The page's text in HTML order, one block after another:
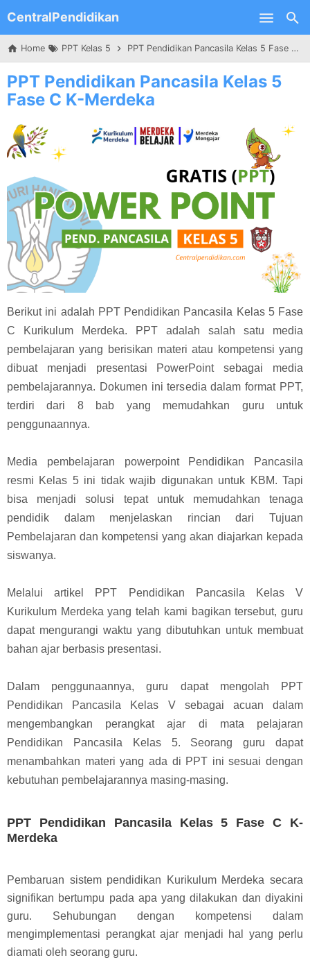
Skip to main content
CentralPendidikan
Home PPT Kelas 5 PPT Pendidikan Pancasila Kelas 5 Fase C K-Merdeka
PPT Pendidikan Pancasila Kelas 5
Fase C K-Merdeka
Berikut ini adalah PPT Pendidikan Pancasila Kelas 5 Fase
C Kurikulum Merdeka. PPT adalah salah satu media
pembelajaran yang berisikan materi atau kompetensi yang
dibuat menjadi presentasi PowerPoint sebagai media
pembelajarannya. Dokumen ini tersedia dalam format PPT,
terdiri dari 8 bab yang memudahkan guru untuk
penggunaannya.
Media pembelajaran powerpoint Pendidikan Pancasila
resmi Kelas 5 ini tidak wajib digunakan untuk KBM. Tapi
bisa menjadi solusi tepat untuk memudahkan tenaga
pendidik dalam menjelaskan rincian dari Tujuan
Pembelajaran dan kompetensi yang akan diajarkan kepada
siswanya.
Melalui artikel PPT Pendidikan Pancasila Kelas V
Kurikulum Merdeka yang telah kami bagikan tersebut, guru
dapat mengurangi waktu yang dibutuhkan untuk membuat
bahan ajar berbasis presentasi.
Dalam penggunaannya, guru dapat mengolah PPT
Pendidikan Pancasila Kelas V sebagai acuan dalam
mengembangkan perangkat ajar di mata pelajaran
Pendidikan Pancasila Kelas 5. Seorang guru dapat
menambahkan materi yang ada di PPT ini sesuai dengan
kebutuhan pembelajarannya masing-masing.
PPT Pendidikan Pancasila Kelas 5 Fase C K-
Merdeka
Pembaruan sistem pendidikan Kurikulum Merdeka secara
signifikan bertumpu pada apa yang dilakukan dan diyakini
guru. Sehubungan dengan kompetensi dalam
mengimplementasi perangkat ajar menjadi hal yang perlu
diamati oleh seorang guru.